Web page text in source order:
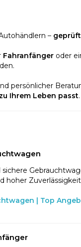
–
Fahranfänger oder
persönlicher
Ihrem Leben passt.
hoher
| Top